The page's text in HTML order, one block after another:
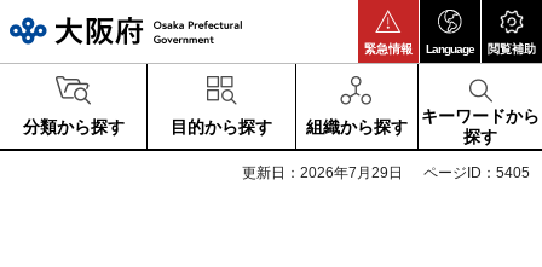
緊急情報 Language 閲覧補助
分類から探す 目的から探す 組織から探す
キーワードから
探す
更新日：2026年7月29日 ページID：5405